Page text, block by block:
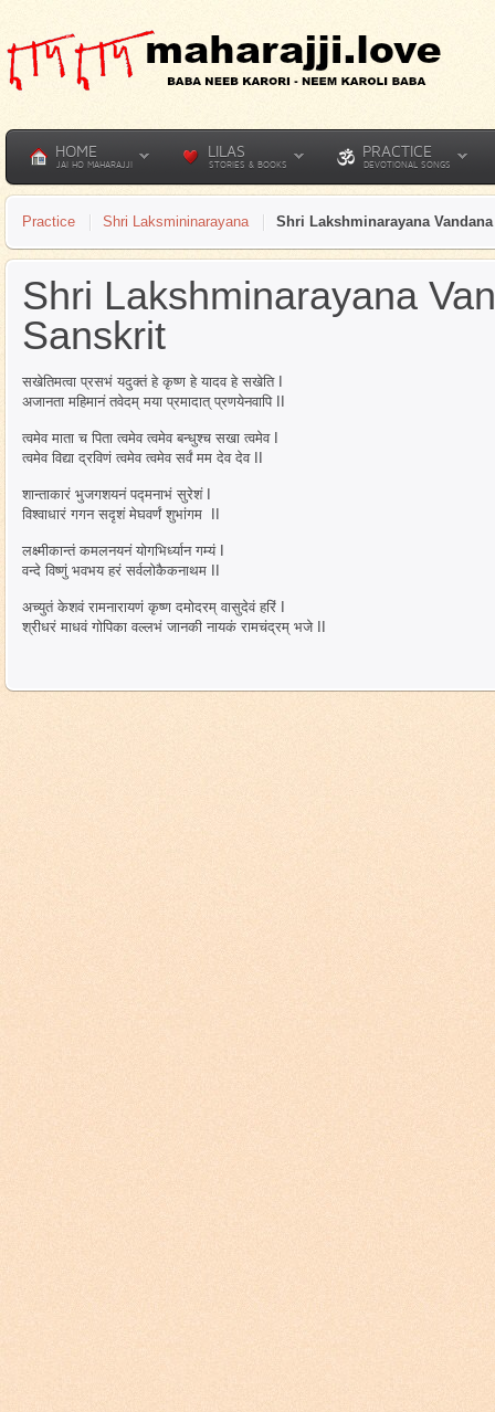
HOME
JAI HO MAHARAJJI
LILAS
STORIES & BOOKS
PRACTICE
DEVOTIONAL SONGS
Practice Shri Laksmininarayana Shri Lakshminarayana
Shri Lakshminarayana
Sanskrit
सखेतिमत्वा प्रसभं यदुक्तं हे कृष्ण हे यादव हे सखेति I
अजानता महिमानं तवेदम् मया प्रमादात् प्रणयेनवापि II
त्वमेव माता च पिता त्वमेव त्वमेव बन्धुश्च सखा त्वमेव I
त्वमेव विद्या द्रविणं त्वमेव त्वमेव सर्वं मम देव देव II
शान्ताकारं भुजगशयनं पद्मनाभं सुरेशं I
विश्वाधारं गगन सदृशं मेघवर्णं शुभांगम II
लक्ष्मीकान्तं कमलनयनं योगभिर्ध्यान गम्यं I
वन्दे विष्णुं भवभय हरं सर्वलोकैकनाथम II
अच्युतं केशवं रामनारायणं कृष्ण दमोदरम् वासुदेवं हरिं I
श्रीधरं माधवं गोपिका वल्लभं जानकी नायकं रामचंद्रम् भजे II